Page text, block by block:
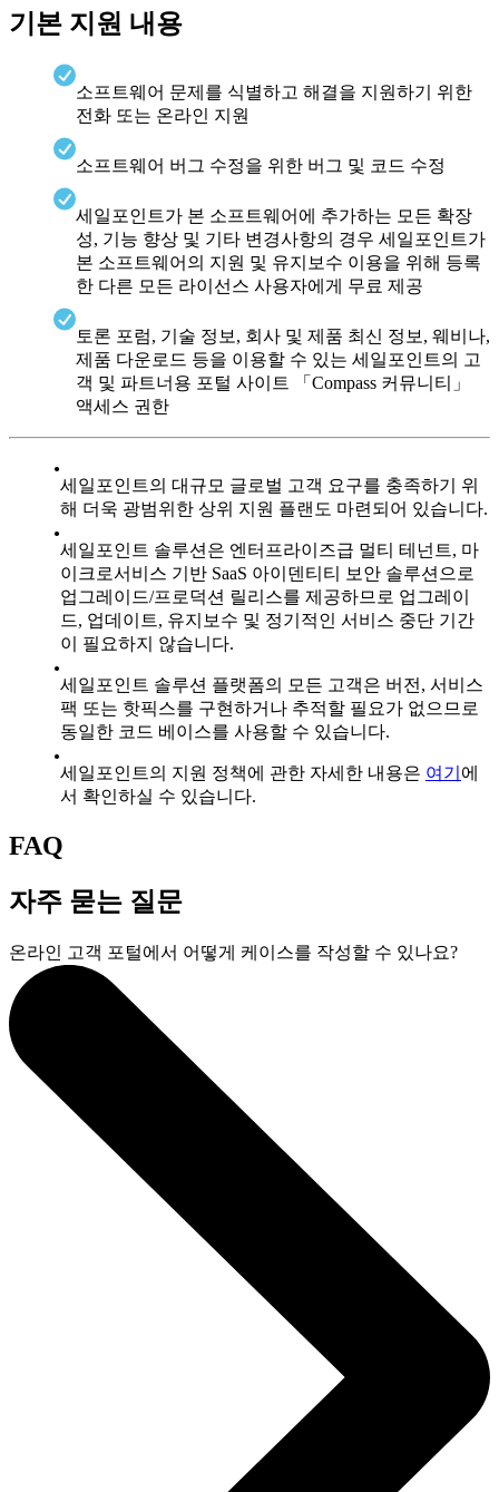
기본 지원 내용
소프트웨어 문제를 식별하고 해결을 지원하기 위한
전화 또는 온라인 지원
소프트웨어 버그 수정을 위한 버그 및 코드 수정
세일포인트가 본 소프트웨어에 추가하는 모든 확장
성, 기능 향상 및 기타 변경사항의 경우 세일포인트가
본 소프트웨어의 지원 및 유지보수 이용을 위해 등록
한 다른 모든 라이선스 사용자에게 무료 제공
토론 포럼, 기술 정보, 회사 및 제품 최신 정보, 웨비나,
제품 다운로드 등을 이용할 수 있는 세일포인트의 고
객 및 파트너용 포털 사이트 「Compass 커뮤니티」
액세스 권한
세일포인트의 대규모 글로벌 고객 요구를 충족하기 위
해 더욱 광범위한 상위 지원 플랜도 마련되어 있습니다.
세일포인트 솔루션은 엔터프라이즈급 멀티 테넌트, 마
이크로서비스 기반 SaaS 아이덴티티 보안 솔루션으로
업그레이드/프로덕션 릴리스를 제공하므로 업그레이
드, 업데이트, 유지보수 및 정기적인 서비스 중단 기간
이 필요하지 않습니다.
세일포인트 솔루션 플랫폼의 모든 고객은 버전, 서비스
팩 또는 핫픽스를 구현하거나 추적할 필요가 없으므로
동일한 코드 베이스를 사용할 수 있습니다.
세일포인트의 지원 정책에 관한 자세한 내용은 여기 에
서 확인하실 수 있습니다.
FAQ
자주 묻는 질문
온라인 고객 포털에서 어떻게 케이스를 작성할 수 있나요?